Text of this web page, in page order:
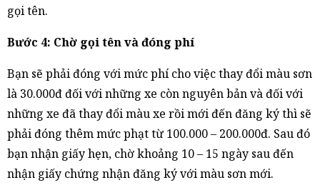
gọi tên.
Bước 4: Chờ gọi tên và đóng phí
Bạn sẽ phải đóng với mức phí cho việc thay đổi màu sơn
là 30.000đ đối với những xe còn nguyên bản và đối với
những xe đã thay đổi màu xe rồi mới đến đăng ký thì sẽ
phải đóng thêm mức phạt từ 100.000 – 200.000đ. Sau đó
bạn nhận giấy hẹn, chờ khoảng 10 – 15 ngày sau đến
nhận giấy chứng nhận đăng ký với màu sơn mới.